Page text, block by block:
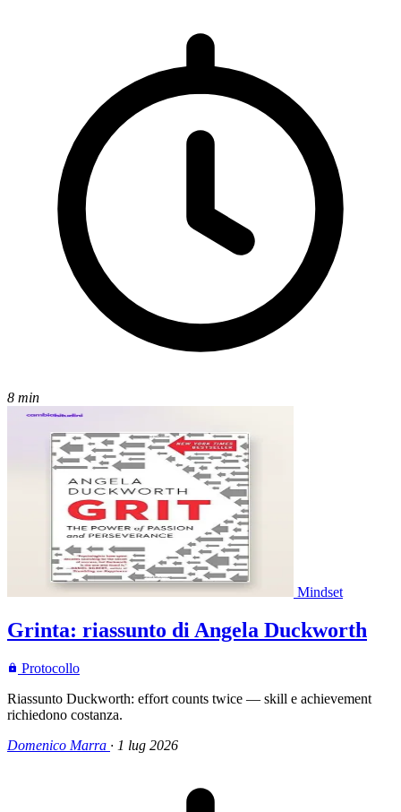
8 min
Mindset
Grinta: riassunto di Angela Duckworth
Protocollo
Riassunto Duckworth: effort counts twice — skill e achievement
richiedono costanza.
Domenico Marra · 1 lug 2026